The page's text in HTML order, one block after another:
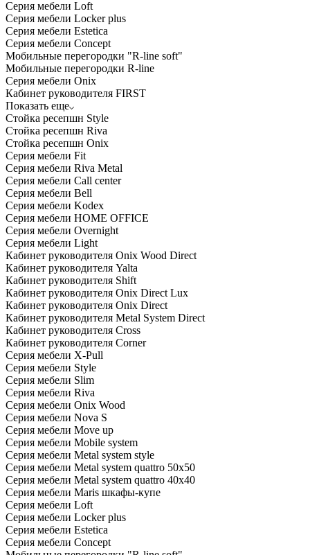
Серия мебели Loft
Серия мебели Locker plus
Серия мебели Estetica
Серия мебели Concept
Мобильные перегородки "R-line soft"
Мобильные перегородки R-line
Серия мебели Onix
Кабинет руководителя FIRST
Показать еще
Стойка ресепшн Style
Стойка ресепшн Riva
Стойка ресепшн Onix
Серия мебели Fit
Серия мебели Riva Metal
Серия мебели Call center
Серия мебели Bell
Серия мебели Kodex
Серия мебели HOME OFFICE
Серия мебели Overnight
Серия мебели Light
Кабинет руководителя Onix Wood Direct
Кабинет руководителя Yalta
Кабинет руководителя Shift
Кабинет руководителя Onix Direct Lux
Кабинет руководителя Onix Direct
Кабинет руководителя Metal System Direct
Кабинет руководителя Cross
Кабинет руководителя Corner
Серия мебели X-Pull
Серия мебели Style
Серия мебели Slim
Серия мебели Riva
Серия мебели Onix Wood
Серия мебели Nova S
Серия мебели Move up
Серия мебели Mobile system
Серия мебели Metal system style
Серия мебели Metal system quattro 50x50
Серия мебели Metal system quattro 40x40
Серия мебели Maris шкафы-купе
Серия мебели Loft
Серия мебели Locker plus
Серия мебели Estetica
Серия мебели Concept